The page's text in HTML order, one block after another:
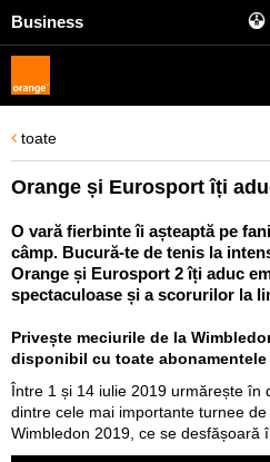
Business
toate
Orange și Eurosport îți
O vară fierbinte îi așteaptă pe
câmp. Bucură-te de tenis la
Orange și Eurosport 2 îți aduc
spectaculoase și a scorurilor la
Privește meciurile de la
disponibil cu toate abonamentele
Între 1 și 14 iulie 2019 urmărește în
dintre cele mai importante turnee
Wimbledon 2019, ce se desfășoară